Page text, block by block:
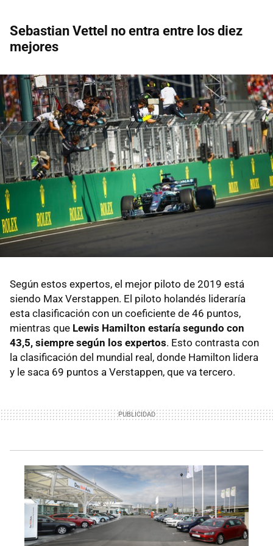
Sebastian Vettel no entra entre los diez
mejores
Según estos expertos, el mejor piloto de 2019 está
siendo Max Verstappen. El piloto holandés lideraría
esta clasificación con un coeficiente de 46 puntos,
mientras que Lewis Hamilton estaría segundo con
43,5, siempre según los expertos. Esto contrasta con
la clasificación del mundial real, donde Hamilton lidera
y le saca 69 puntos a Verstappen, que va tercero.